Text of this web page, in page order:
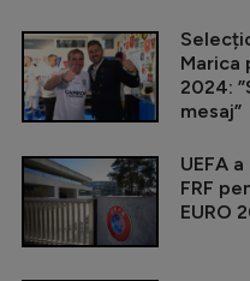
Marica
2024:
mesaj”
UEFA
FRF
EURO